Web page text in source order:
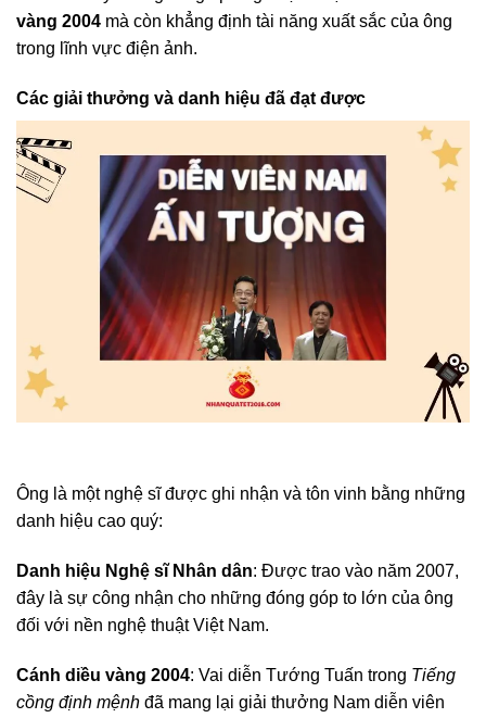
vàng 2004 mà còn khẳng định tài năng xuất sắc của ông
trong lĩnh vực điện ảnh.
Các giải thưởng và danh hiệu đã đạt được
Ông là một nghệ sĩ được ghi nhận và tôn vinh bằng những
danh hiệu cao quý:
Danh hiệu Nghệ sĩ Nhân dân: Được trao vào năm 2007,
đây là sự công nhận cho những đóng góp to lớn của ông
đối với nền nghệ thuật Việt Nam.
Cánh diều vàng 2004: Vai diễn Tướng Tuấn trong Tiếng
cồng định mệnh đã mang lại giải thưởng Nam diễn viên